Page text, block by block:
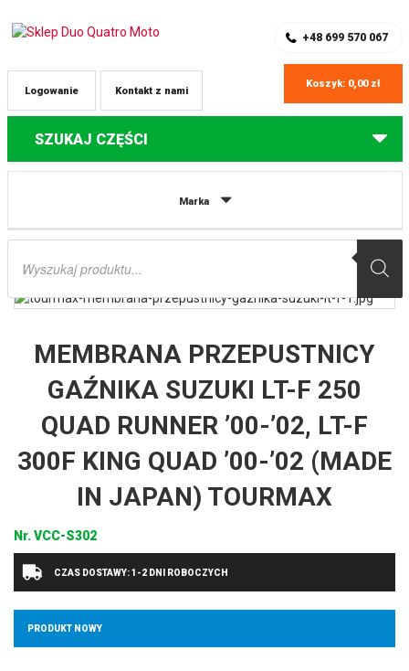
+48 699 570 067
Kontakt z nami
Logowanie
Koszyk: 0,00 zł
SZUKAJ CZĘŚCI
Marka
Wyszukiwarka
Części do quadów Suzuki
(MADE IN JAPAN) TOURMAX
MEMBRANA PRZEPUSTNICY
GAŹNIKA SUZUKI LT-F 250
QUAD RUNNER ’00-’02, LT-F
300F KING QUAD ’00-’02 (MADE
IN JAPAN) TOURMAX
Nr.VCC-S302
CZAS DOSTAWY: 1-2 DNI ROBOCZYCH
PRODUKT NOWY